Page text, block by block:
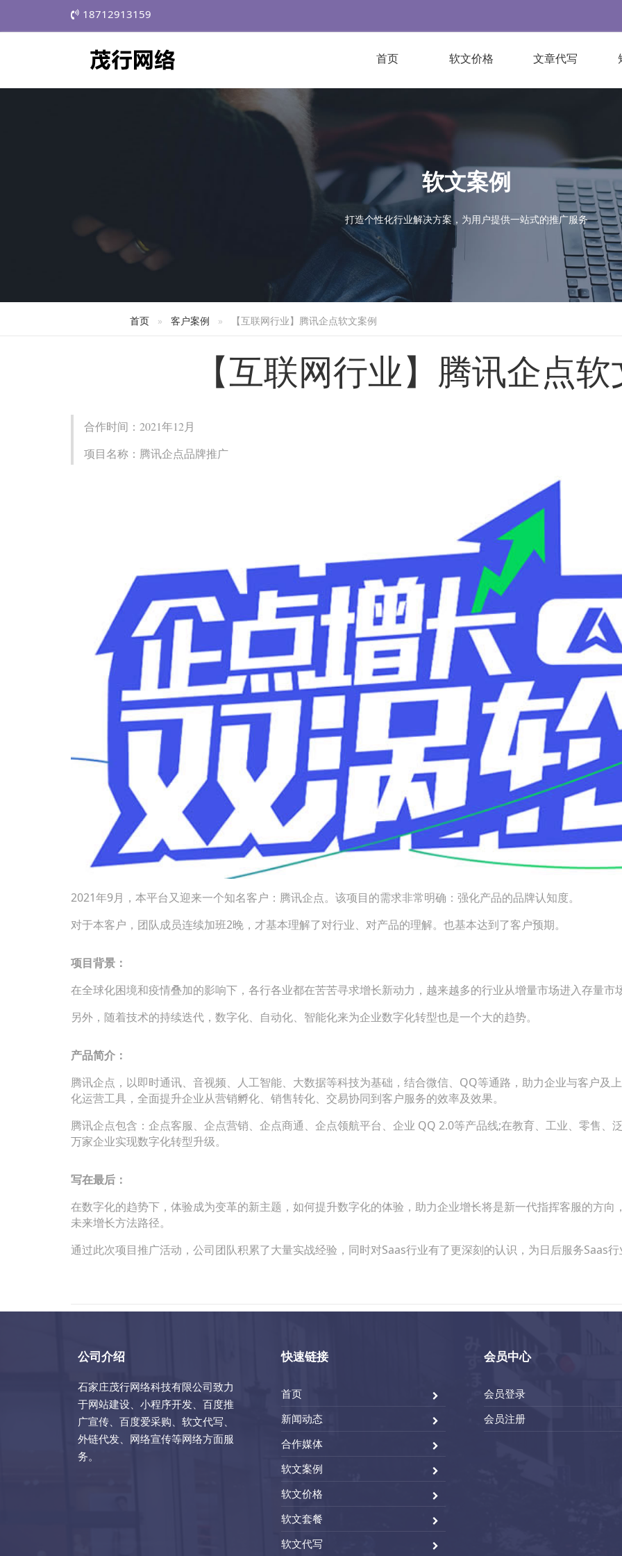
18712913159
首页 软文价格 文章代写
软文案例
打造个性化行业解决方案，为用户提供一站式的推广服务
首页 客户案例 【互联网行业】腾讯企点软文案例
【互联网行业】腾讯企点
合作时间：2021年12月
项目名称：腾讯企点品牌推广
2021年9月，本平台又迎来一个知名客户：腾讯企点。该项目的需求非常明确：强化产品的品牌认知度。
对于本客户，团队成员连续加班2晚，才基本理解了对行业、对产品的理解。也基本达到了客户预期。
项目背景：
在全球化困境和疫情叠加的影响下，各行各业都在苦苦寻求增长新动力，越来越多的行业从增量市场进入存量市
另外，随着技术的持续迭代，数字化、自动化、智能化来为企业数字化转型也是一个大的趋势。
产品简介：
腾讯企点，以即时通讯、音视频、人工智能、大数据等科技为基础，结合微信、QQ等通路，助力企业与客户及
化运营工具，全面提升企业从营销孵化、销售转化、交易协同到客户服务的效率及效果。
腾讯企点包含：企点客服、企点营销、企点商通、企点领航平台、企业 QQ 2.0等产品线;在教育、工业、零售、
万家企业实现数字化转型升级。
写在最后：
在数字化的趋势下，体验成为变革的新主题，如何提升数字化的体验，助力企业增长将是新一代指挥客服的方向
未来增长方法路径。
通过此次项目推广活动，公司团队积累了大量实战经验，同时对Saas行业有了更深刻的认识，为日后服务Saas
公司介绍
石家庄茂行网络科技有限公司致力
于网站建设、小程序开发、百度推
广宣传、百度爱采购、软文代写、
外链代发、网络宣传等网络方面服
务。
快速链接
首页
新闻动态
合作媒体
软文案例
软文价格
软文套餐
软文代写
会员中心
会员登录
会员注册